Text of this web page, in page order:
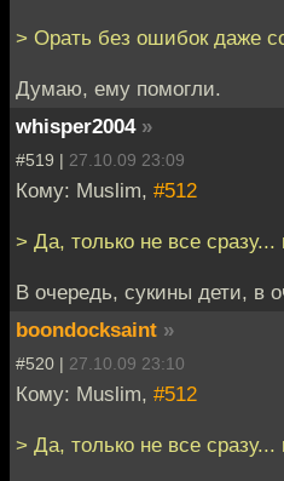
> Орать без ошибок даже
Думаю, ему помогли.
whisper2004 »
#519 | 27.10.09 23:09
Кому: Muslim, #512
> Да, только не все
В очередь, сукины дети, в
boondocksaint »
#520 | 27.10.09 23:10
Кому: Muslim, #512
> Да, только не все